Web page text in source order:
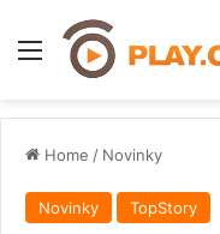
Menu
Home / Novinky
Novinky TopStory